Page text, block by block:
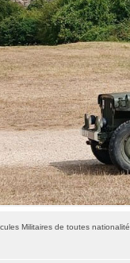
Militaires de toutes